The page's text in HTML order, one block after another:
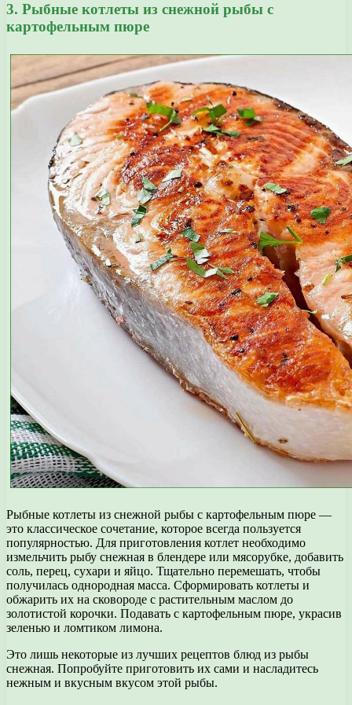
3. Рыбные котлеты из снежной рыбы с
картофельным пюре
Рыбные котлеты из снежной рыбы с картофельным пюре —
это классическое сочетание, которое всегда пользуется
популярностью. Для приготовления котлет необходимо
измельчить рыбу снежная в блендере или мясорубке, добавить
соль, перец, сухари и яйцо. Тщательно перемешать, чтобы
получилась однородная масса. Сформировать котлеты и
обжарить их на сковороде с растительным маслом до
золотистой корочки. Подавать с картофельным пюре, украсив
зеленью и ломтиком лимона.
Это лишь некоторые из лучших рецептов блюд из рыбы
снежная. Попробуйте приготовить их сами и насладитесь
нежным и вкусным вкусом этой рыбы.